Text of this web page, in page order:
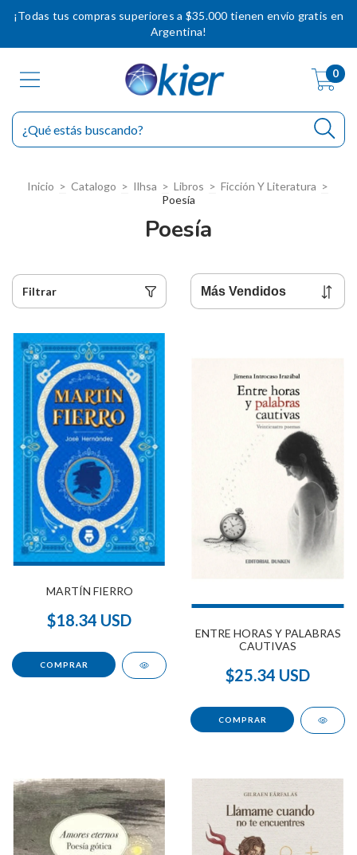
¡Todas tus compras superiores a $35.000 tienen envío gratis en
Argentina!
0
Inicio > Catalogo > Ilhsa > Libros > Ficción Y Literatura >
Poesía
Poesía
Filtrar
MARTÍN FIERRO
$18.34 USD
ENTRE HORAS Y PALABRAS
CAUTIVAS
$25.34 USD